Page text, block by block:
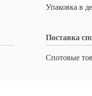
Упаковка в
Поставка
Спотовые